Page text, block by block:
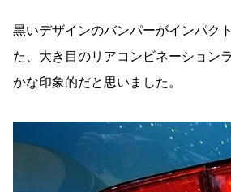
黒いデザインのバンパーがインパク
た、大き目のリアコンビネーション
かな印象的だと思いました。